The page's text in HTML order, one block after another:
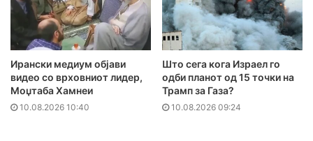
Ирански медиум објави
видео со врховниот лидер,
Моџтаба Хамнеи
10.08.2026 10:40
Што сега кога Израел го
одби планот од 15 точки на
Трамп за Газа?
10.08.2026 09:24